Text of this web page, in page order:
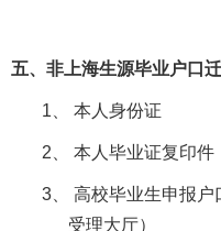
五、非上海生源毕业户口
1、 本人身份证
2、 本人毕业证复印件
3、 高校毕业生申报户
受理大厅）